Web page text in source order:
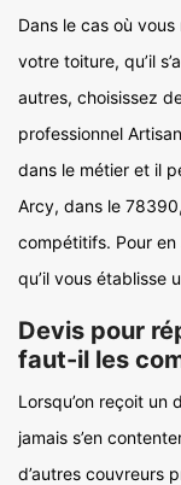
Dans le cas où
votre toiture, qu’il
autres, choisissez
professionnel
dans le métier et il
Arcy, dans le
compétitifs. Pour
qu’il vous établisse
Devis pour
faut-il les
Lorsqu’on reçoit un
jamais s’en
d’autres couvreurs